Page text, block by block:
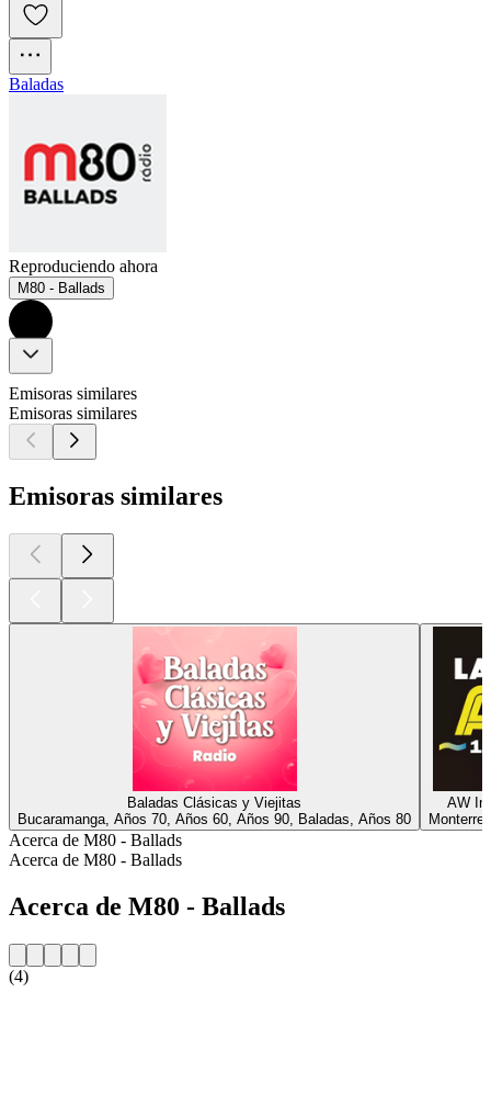
Baladas
Reproduciendo ahora
M80 - Ballads
Emisoras similares
Emisoras similares
Emisoras similares
Baladas Clásicas y Viejitas
Bucaramanga, Años 70, Años 60, Años 90, Baladas, Años 80
AW
Acerca de M80 - Ballads
Acerca de M80 - Ballads
Acerca de M80 - Ballads
(4)